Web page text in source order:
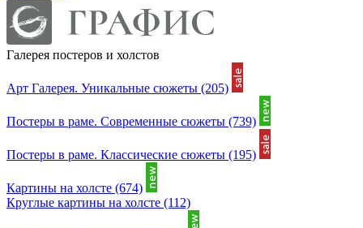
Галерея постеров и холстов
Арт Галерея. Уникальные сюжеты (205)
Постеры в раме. Современные сюжеты (739)
Постеры в раме. Классические сюжеты (195)
Картины на холсте (674)
Круглые картины на холсте (112)